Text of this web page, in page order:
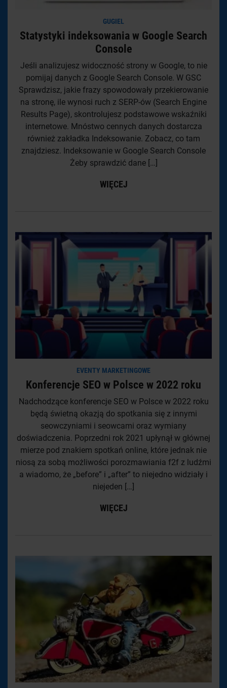
GUGIEL
Statystyki indeksowania w Google Search
Console
Jeśli analizujesz widoczność strony w Google, to nie
pomijaj danych z Google Search Console. W GSC
Sprawdzisz, jakie frazy spowodowały przekierowanie
na stronę, ile wynosi ruch z SERP-ów (Search Engine
Results Page), skontrolujesz podstawowe wskaźniki
internetowe. Mnóstwo cennych danych dostarcza
również zakładka Indeksowanie. Zobacz, co tam
znajdziesz. Indeksowanie w Google Search Console
Żeby sprawdzić dane […]
WIĘCEJ
EVENTY MARKETINGOWE
Konferencje SEO w Polsce w 2022 roku
Nadchodzące konferencje SEO w Polsce w 2022 roku
będą świetną okazją do spotkania się z innymi
seowczyniami i seowcami oraz wymiany
doświadczenia. Poprzedni rok 2021 upłynął w głównej
mierze pod znakiem spotkań online, które jednak nie
niosą za sobą możliwości porozmawiania f2f z ludźmi
a wiadomo, że „before” i „after” to niejedno widziały i
niejeden […]
WIĘCEJ